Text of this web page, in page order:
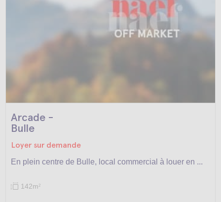
Arcade -
Bulle
Loyer sur demande
En plein centre de Bulle, local commercial à louer en ...
142m2